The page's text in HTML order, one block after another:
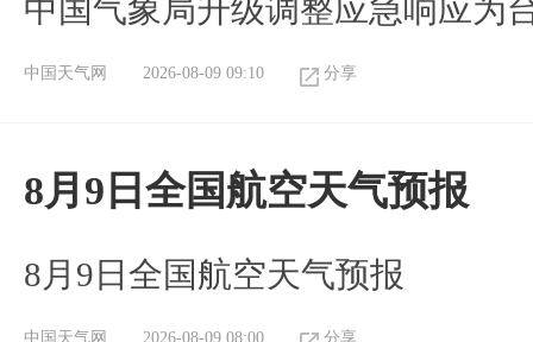
中国气象局升级调整应急响应为
中国天气网 2026-08-09 09:10 分享
8月9日全国航空天气预报
8月9日全国航空天气预报​
中国天气网 2026-08-09 08:00 分享